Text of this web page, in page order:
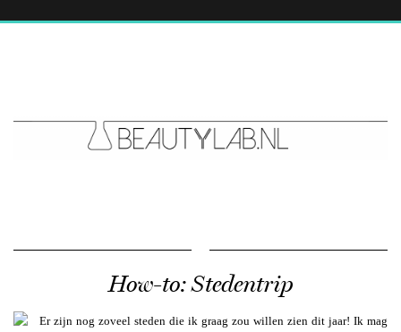
How-to: Stedentrip
Er zijn nog zoveel steden die ik graag zou willen zien dit jaar! Ik mag